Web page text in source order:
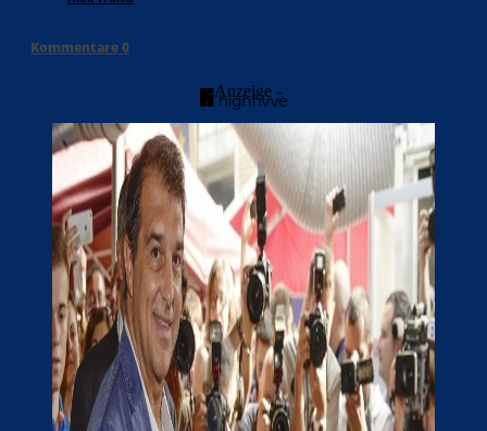
Kommentare0
- Anzeige -